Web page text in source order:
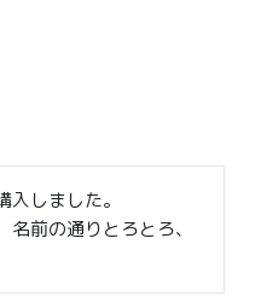
しました。
前の通りとろとろ、